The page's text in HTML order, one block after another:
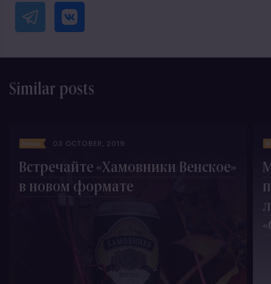
Similar posts
News 03 OCTOBER, 2019
Встречайте «Хамовники Венское»
в новом формате